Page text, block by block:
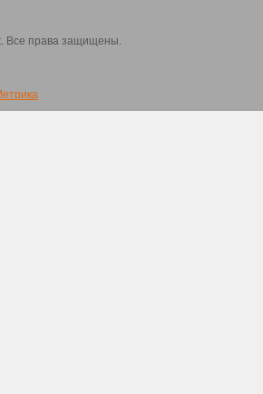
Все права защищены.